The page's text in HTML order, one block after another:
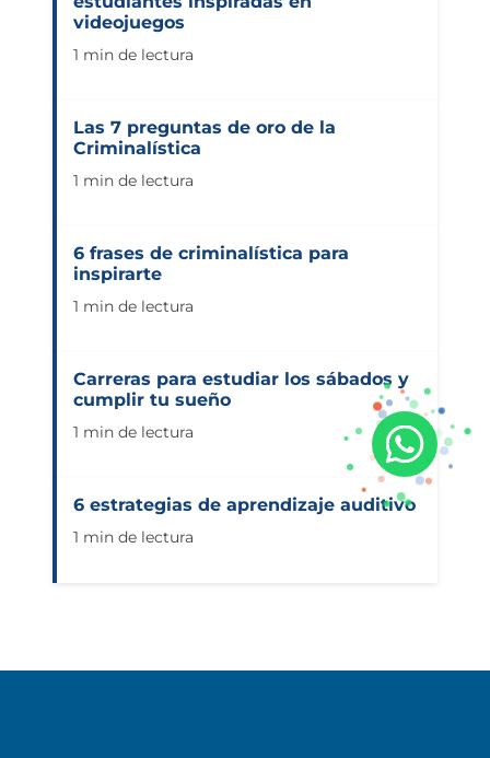
videojuegos
1 min de lectura
Las 7 preguntas de oro de la
Criminalística
1 min de lectura
6 frases de criminalística para
inspirarte
1 min de lectura
Carreras para estudiar los sábados y
cumplir tu sueño
1 min de lectura
6 estrategias de aprendizaje auditivo
1 min de lectura